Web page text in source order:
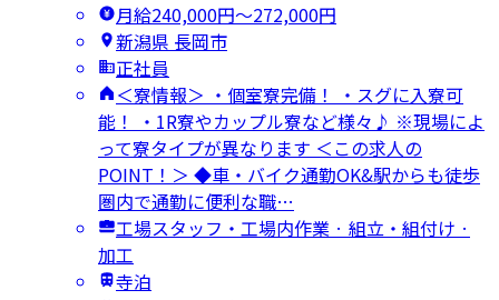
月給240,000円〜272,000円
新潟県 長岡市
正社員
＜寮情報＞ ・個室寮完備！ ・スグに入寮可
能！ ・1R寮やカップル寮など様々♪ ※現場によ
って寮タイプが異なります ＜この求人の
POINT！＞ ◆車・バイク通勤OK&駅からも徒歩
圏内で通勤に便利な職…
工場スタッフ・工場内作業 · 組立・組付け ·
加工
寺泊